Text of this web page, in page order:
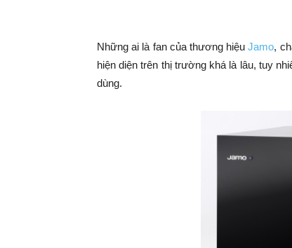
Những ai là fan của thương hiệuJamo,
hiện diện trên thị trường khá là lâu, tuy
dùng.